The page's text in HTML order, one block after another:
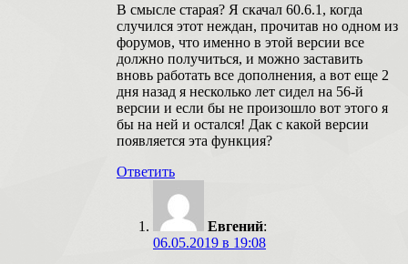
В смысле старая? Я скачал 60.6.1, когда
случился этот неждан, прочитав но одном из
форумов, что именно в этой версии все
должно получиться, и можно заставить
вновь работать все дополнения, а вот еще 2
дня назад я несколько лет сидел на 56-й
версии и если бы не произошло вот этого я
бы на ней и остался! Дак с какой версии
появляется эта функция?
Ответить
Евгений:
06.05.2019 в 19:08